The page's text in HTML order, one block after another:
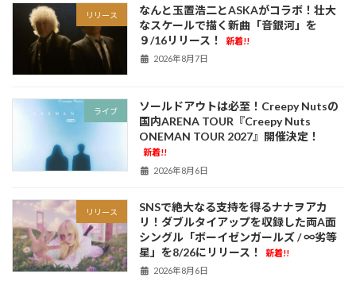
リリース
なんと玉置浩二とASKAがコラボ！壮大
なスケールで描く新曲「音銀河」を
９/16リリース！
新着!!
2026年8月7日
ライブ
ソールドアウトは必至！Creepy Nutsの
国内ARENA TOUR『Creepy Nuts
ONEMAN TOUR 2027』開催決定！
新着!!
2026年8月6日
リリース
SNSで絶大なる支持を得るナナヲアカ
リ！ダブルタイアップを収録した両A面
シングル「ボーイゼンガールズ / ∞劣等
星」を8/26にリリース！
新着!!
2026年8月6日